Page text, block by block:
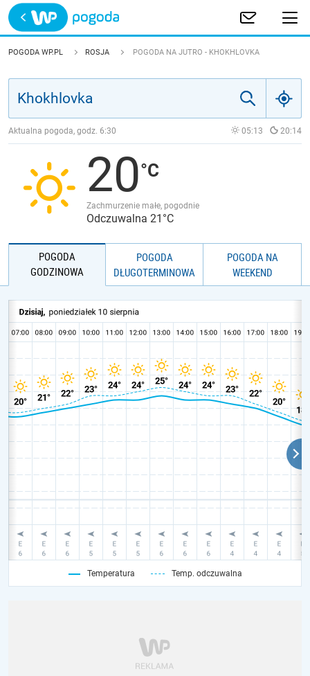
Trwa ładowanie
POLSKA
JAKOŚĆ POWIETRZA
POGODA WP.PL ROSJA POGODA NA JUTRO - KHOKHLOVKA
Aktualna pogoda, godz. 6:30 05:13 20:14
20
Zachmurzenie małe, pogodnie
Odczuwalna 21°C
POGODA
GODZINOWA
POGODA
DŁUGOTERMINOWA
POGODA NA
WEEKEND
Temperatura Temp. odczuwalna